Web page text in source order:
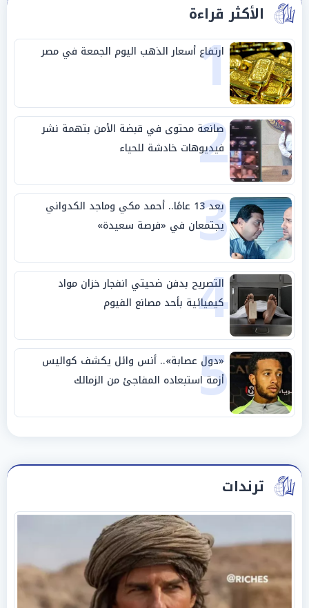
الأكثر قراءة
1
ارتفاع أسعار الذهب اليوم الجمعة في مصر
2
صانعة محتوى في قبضة الأمن بتهمة نشر
فيديوهات خادشة للحياء
3 بعد 13 عامًا.. أحمد مكي وماجد الكدواني
يجتمعان في «فرصة سعيدة»
4
التصريح بدفن ضحيتي انفجار خزان مواد
كيميائية بأحد مصانع الفيوم
5
«دول عصابة».. أنس وائل يكشف كواليس
أزمة استبعاده المفاجئ من الزمالك
ترندات